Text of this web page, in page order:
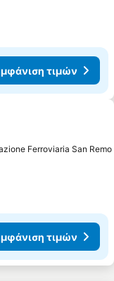
τιμών
στα αγαπημένα
Ferroviaria San Remo
τιμών